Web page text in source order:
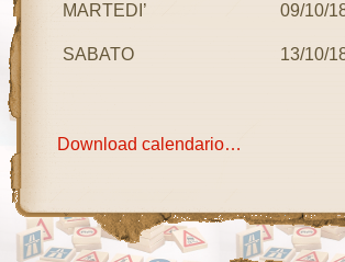
MARTEDI’ 09/10/
SABATO 13/10/
Download calendario…